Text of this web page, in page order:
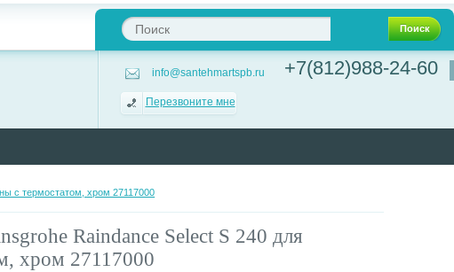
Поиск
info@santehmartspb.ru
Перезвоните мне
+7(812)988-24-60
с термостатом, хром 27117000
Raindance Select S 240 для
хром 27117000